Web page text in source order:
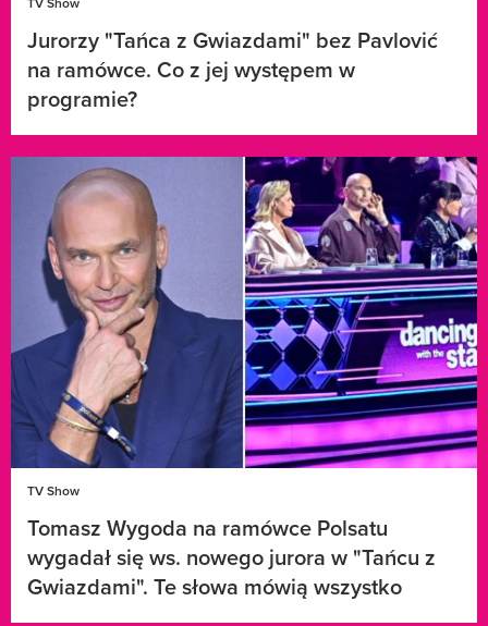
Jurorzy "Tańca z Gwiazdami" bez Pavlović
na ramówce. Co z jej występem w
programie?
TV Show
Tomasz Wygoda na ramówce Polsatu
wygadał się ws. nowego jurora w "Tańcu z
Gwiazdami". Te słowa mówią wszystko